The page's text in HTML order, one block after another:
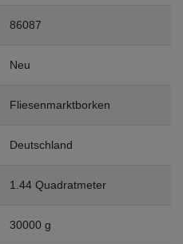
86087
Neu
Fliesenmarktborken
Deutschland
1.44 Quadratmeter
30000 g